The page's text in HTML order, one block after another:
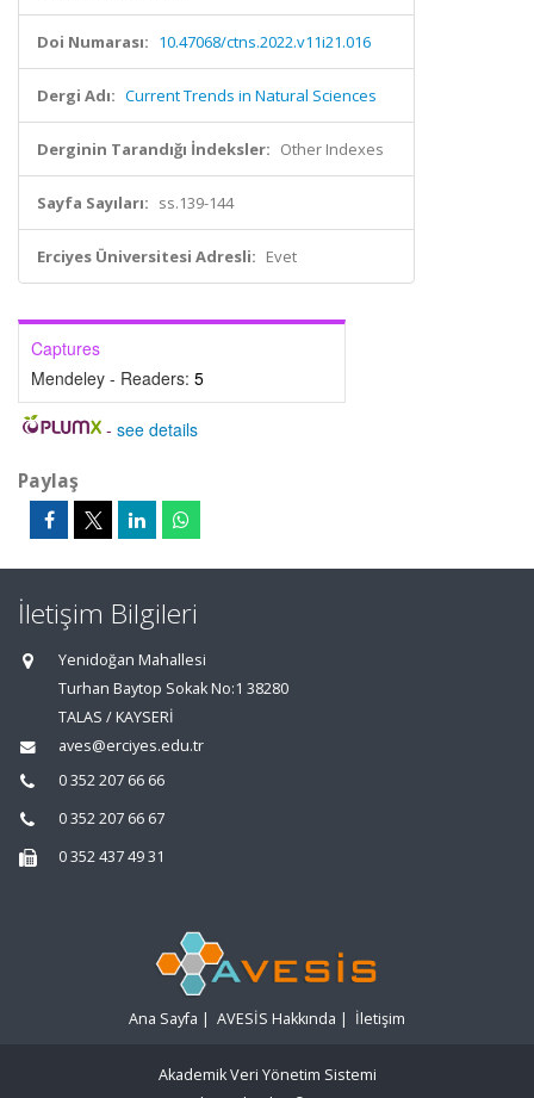
Doi Numarası: 10.47068/ctns.2022.v11i21.016
Dergi Adı: Current Trends in Natural Sciences
Derginin Tarandığı İndeksler: Other Indexes
Sayfa Sayıları: ss.139-144
Erciyes Üniversitesi Adresli: Evet
Captures
Mendeley - Readers: 5
- see details
Paylaş
İletişim Bilgileri
Yenidoğan Mahallesi
Turhan Baytop Sokak No:1 38280
TALAS / KAYSERİ
aves@erciyes.edu.tr
0 352 207 66 66
0 352 207 66 67
0 352 437 49 31
Ana Sayfa | AVESİS Hakkında | İletişim
Akademik Veri Yönetim Sistemi